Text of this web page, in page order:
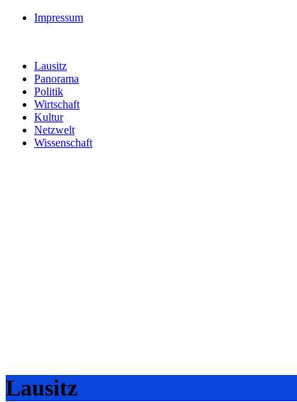
Impressum
Lausitz
Panorama
Politik
Wirtschaft
Kultur
Netzwelt
Wissenschaft
Lausitz